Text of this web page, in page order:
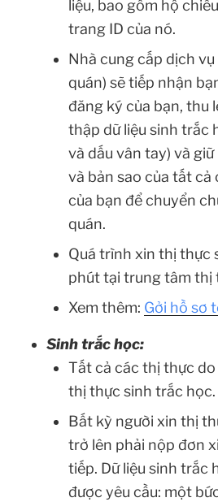
liệu, bao gồm hộ
trang ID của nó.
Nhà cung cấp dịch
quán) sẽ tiếp nhận
đăng ký của bạn, thu
thập dữ liệu sinh trắc
và dấu vân tay) và
và bản sao của tất cả
của bạn để chuyển
quán.
Quá trình xin thị thực
phút tại trung tâm thị
Xem thêm: Gởi hồ sơ
Sinh trắc học:
Tất cả các thị thực do
thị thực sinh trắc học.
Bất kỳ người xin thị
trở lên phải nộp đơn
tiếp. Dữ liệu sinh trắc
được yêu cầu: một